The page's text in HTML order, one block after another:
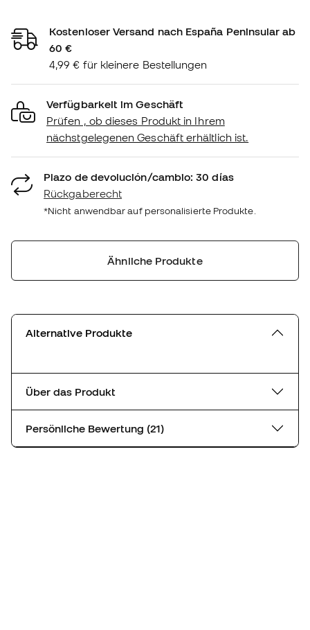
Kostenloser Versand nach España Peninsular ab
60 €
4,99 € für kleinere Bestellungen
Verfügbarkeit im Geschäft
Prüfen , ob dieses Produkt in Ihrem
nächstgelegenen Geschäft erhältlich ist.
Plazo de devolución/cambio: 30 días
Rückgaberecht
*Nicht anwendbar auf personalisierte Produkte.
Ähnliche Produkte
Alternative Produkte
Über das Produkt
Persönliche Bewertung (21)